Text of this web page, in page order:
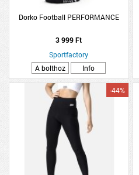
Dorko Football PERFORMANCE
3 999 Ft
Sportfactory
A bolthoz
Info
-44%